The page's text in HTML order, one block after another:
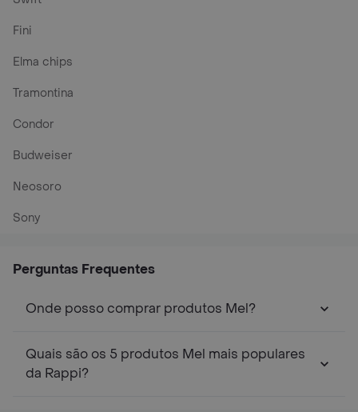
Fini
Elma chips
Tramontina
Condor
Budweiser
Neosoro
Sony
Perguntas Frequentes
Onde posso comprar produtos Mel?
Quais são os 5 produtos Mel mais populares
da Rappi?